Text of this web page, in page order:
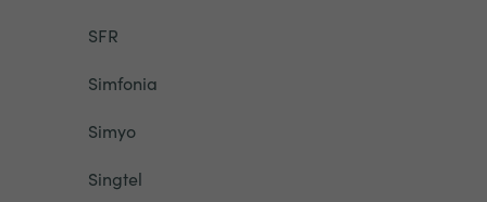
SFR
Simfonia
Simyo
Singtel